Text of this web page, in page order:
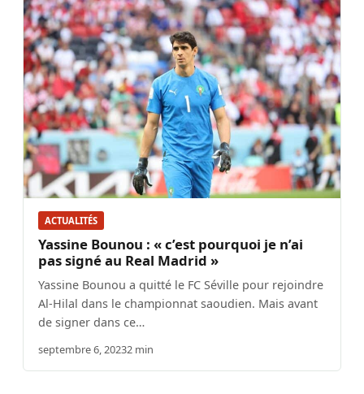
ACTUALITÉS
Yassine Bounou : « c’est pourquoi je n’ai
pas signé au Real Madrid »
Yassine Bounou a quitté le FC Séville pour rejoindre
Al-Hilal dans le championnat saoudien. Mais avant
de signer dans ce…
septembre 6, 20232 min